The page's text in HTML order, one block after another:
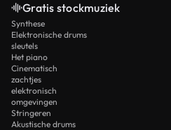
Gratis stockmuziek
Synthese
Elektronische drums
sleutels
Het piano
Cinematisch
zachtjes
elektronisch
omgevingen
Stringeren
Akustische drums